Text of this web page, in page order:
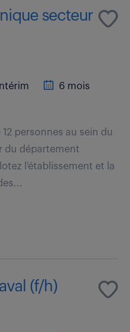
secteur
6 mois
personnes au sein du
du département
l'établissement et la
(f/h)